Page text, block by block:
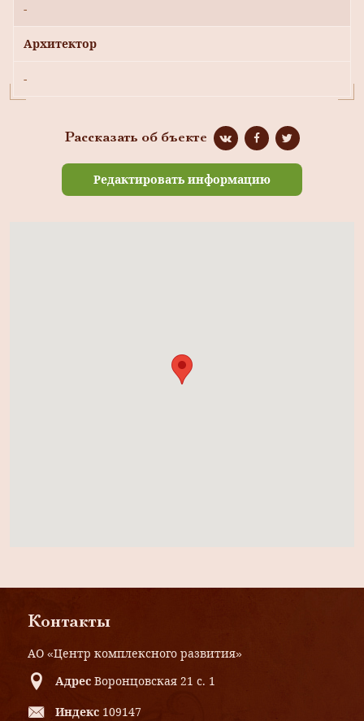
-
Архитектор
-
Рассказать об бъекте
Редактировать информацию
Контакты
АО «Центр комплексного развития»
Адрес Воронцовская 21 с. 1
Индекс 109147